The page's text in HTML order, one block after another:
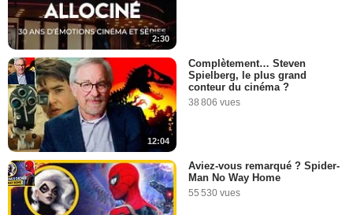
2:30
12:04
Complètement… Steven
Spielberg, le plus grand
conteur du cinéma ?
38 806 vues
Aviez-vous remarqué ? Spider-
Man No Way Home
55 530 vues